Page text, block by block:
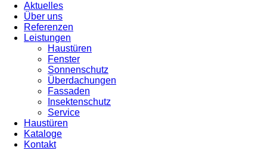
Aktuelles
Über uns
Referenzen
Leistungen
Haustüren
Fenster
Sonnenschutz
Überdachungen
Fassaden
Insektenschutz
Service
Haustüren
Kataloge
Kontakt